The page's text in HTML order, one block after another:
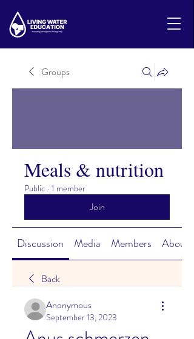
Groups
Meals & nutrition
Public · 1 member
Join
Discussion Media Members About
Back
Anonymous
September 13, 2023